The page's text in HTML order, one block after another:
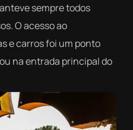
sempre todos
O acesso ao
e carros foi um ponto
na entrada principal do